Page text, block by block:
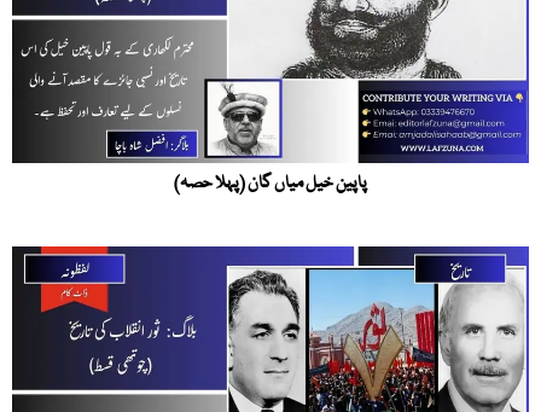
پاپین خیل میاں گان (پہلا حصہ)